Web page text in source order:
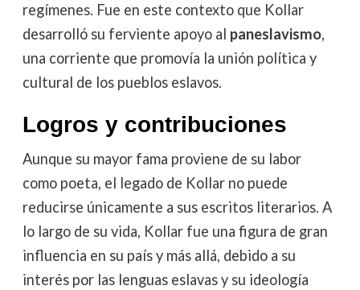
regímenes. Fue en este contexto que Kollar
desarrolló su ferviente apoyo al paneslavismo,
una corriente que promovía la unión política y
cultural de los pueblos eslavos.
Logros y contribuciones
Aunque su mayor fama proviene de su labor
como poeta, el legado de Kollar no puede
reducirse únicamente a sus escritos literarios. A
lo largo de su vida, Kollar fue una figura de gran
influencia en su país y más allá, debido a su
interés por las lenguas eslavas y su ideología